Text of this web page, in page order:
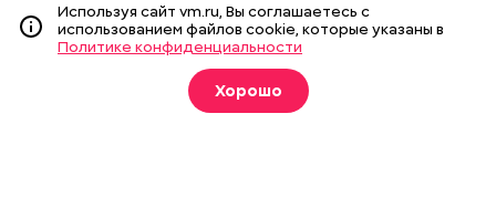
Подпишитесь на рассылку
Используя сайт vm.ru, Вы соглашаетесь с
использованием файлов cookie, которые указаны в
Политике конфиденциальности
Хорошо